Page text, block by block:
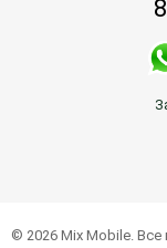
© 2026 Mix Mobile.